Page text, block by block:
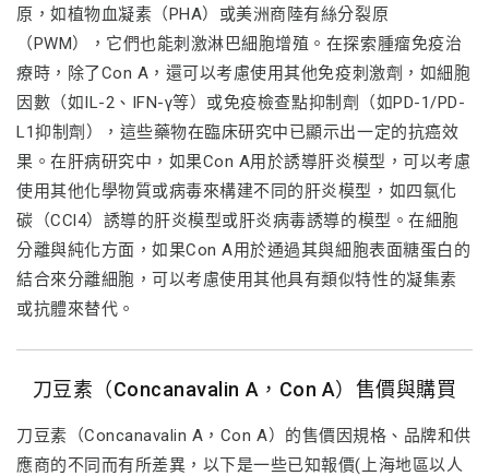
原，如植物血凝素（PHA）或美洲商陸有絲分裂原
（PWM），它們也能刺激淋巴細胞增殖。在探索腫瘤免疫治
療時，除了Con A，還可以考慮使用其他免疫刺激劑，如細胞
因數（如IL-2、IFN-γ等）或免疫檢查點抑制劑（如PD-1/PD-
L1抑制劑），這些藥物在臨床研究中已顯示出一定的抗癌效
果。在肝病研究中，如果Con A用於誘導肝炎模型，可以考慮
使用其他化學物質或病毒來構建不同的肝炎模型，如四氯化
碳（CCl4）誘導的肝炎模型或肝炎病毒誘導的模型。在細胞
分離與純化方面，如果Con A用於通過其與細胞表面糖蛋白的
結合來分離細胞，可以考慮使用其他具有類似特性的凝集素
或抗體來替代。
刀豆素（Concanavalin A，Con A）售價與購買
刀豆素（Concanavalin A，Con A）的售價因規格、品牌和供
應商的不同而有所差異，以下是一些已知報價(上海地區以人